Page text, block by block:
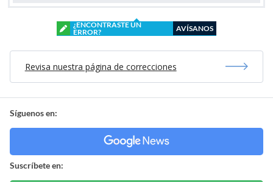
¿ENCONTRASTE UN
ERROR?
AVÍSANOS
Revisa nuestra página de correcciones
Síguenos en:
Suscríbete en: